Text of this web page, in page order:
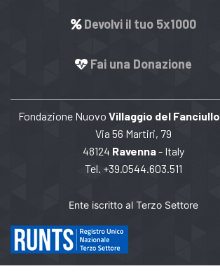
Devolvi il tuo 5x1000
Fai una Donazione
Fondazione Nuovo Villaggio del Fanciullo
Via 56 Martiri, 79
48124 Ravenna- Italy
Tel. +39.0544.603.511
Ente iscritto al Terzo Settore